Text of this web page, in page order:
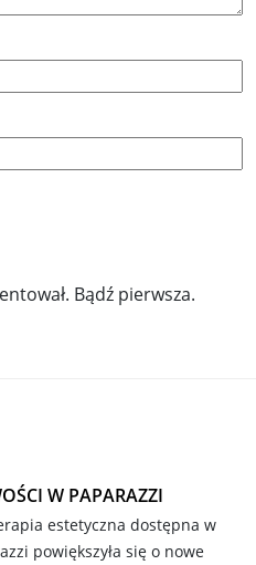
Bądź pierwsza.
W PAPARAZZI
estetyczna dostępna w
powiększyła się o nowe